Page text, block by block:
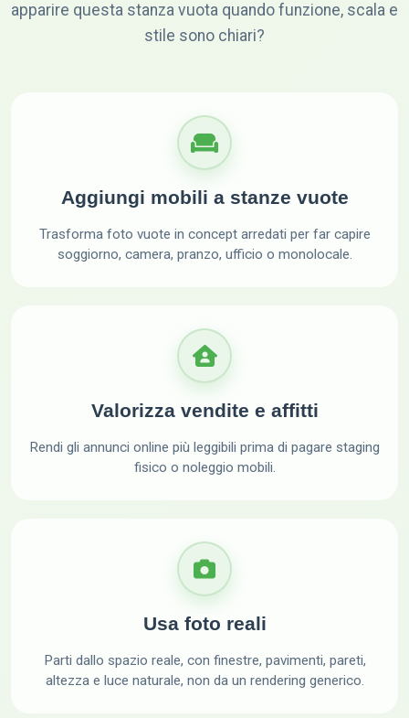
apparire questa stanza vuota quando funzione, scala e
stile sono chiari?
Aggiungi mobili a stanze vuote
Trasforma foto vuote in concept arredati per far capire
soggiorno, camera, pranzo, ufficio o monolocale.
Valorizza vendite e affitti
Rendi gli annunci online più leggibili prima di pagare staging
fisico o noleggio mobili.
Usa foto reali
Parti dallo spazio reale, con finestre, pavimenti, pareti,
altezza e luce naturale, non da un rendering generico.